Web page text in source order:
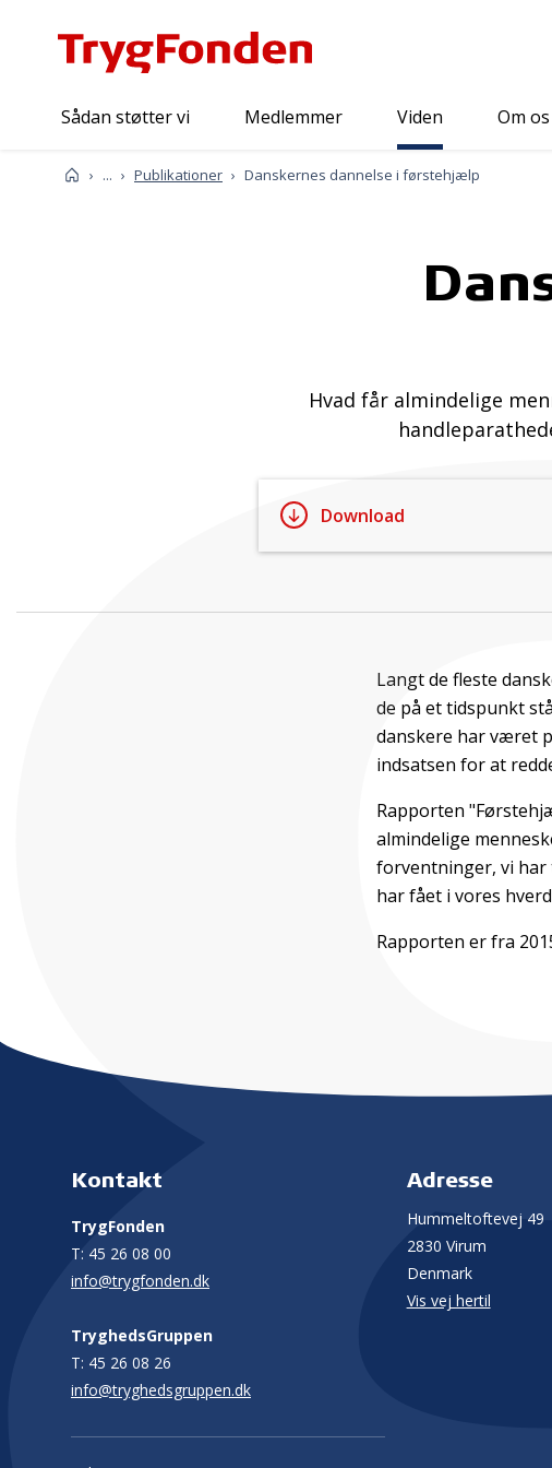
Sådan støtter vi Medlemmer Viden Om os
Forside
...
Viden Publikationer Danskernes dannelse i førstehjælp
Hvad får almindelige
Download
Langt de fleste
de på et tidspunkt
danskere har været
indsatsen for at
Rapporten
almindelige
forventninger, vi har
har fået i vores
Rapporten er fra
Kontakt
TrygFonden
T: 45 26 08 00
info@trygfonden.dk
TryghedsGruppen
T: 45 26 08 26
info@tryghedsgruppen.dk
Adresse
Hummeltoftevej 49
2830 Virum
Denmark
Vis vej hertil